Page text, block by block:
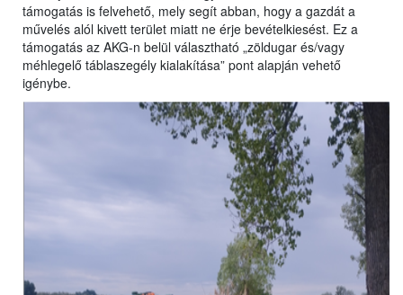
támogatás is felvehető, mely segít abban, hogy a gazdát a
művelés alól kivett terület miatt ne érje bevételkiesést. Ez a
támogatás az AKG-n belül választható „zöldugar és/vagy
méhlegelő táblaszegély kialakítása” pont alapján vehető
igénybe.